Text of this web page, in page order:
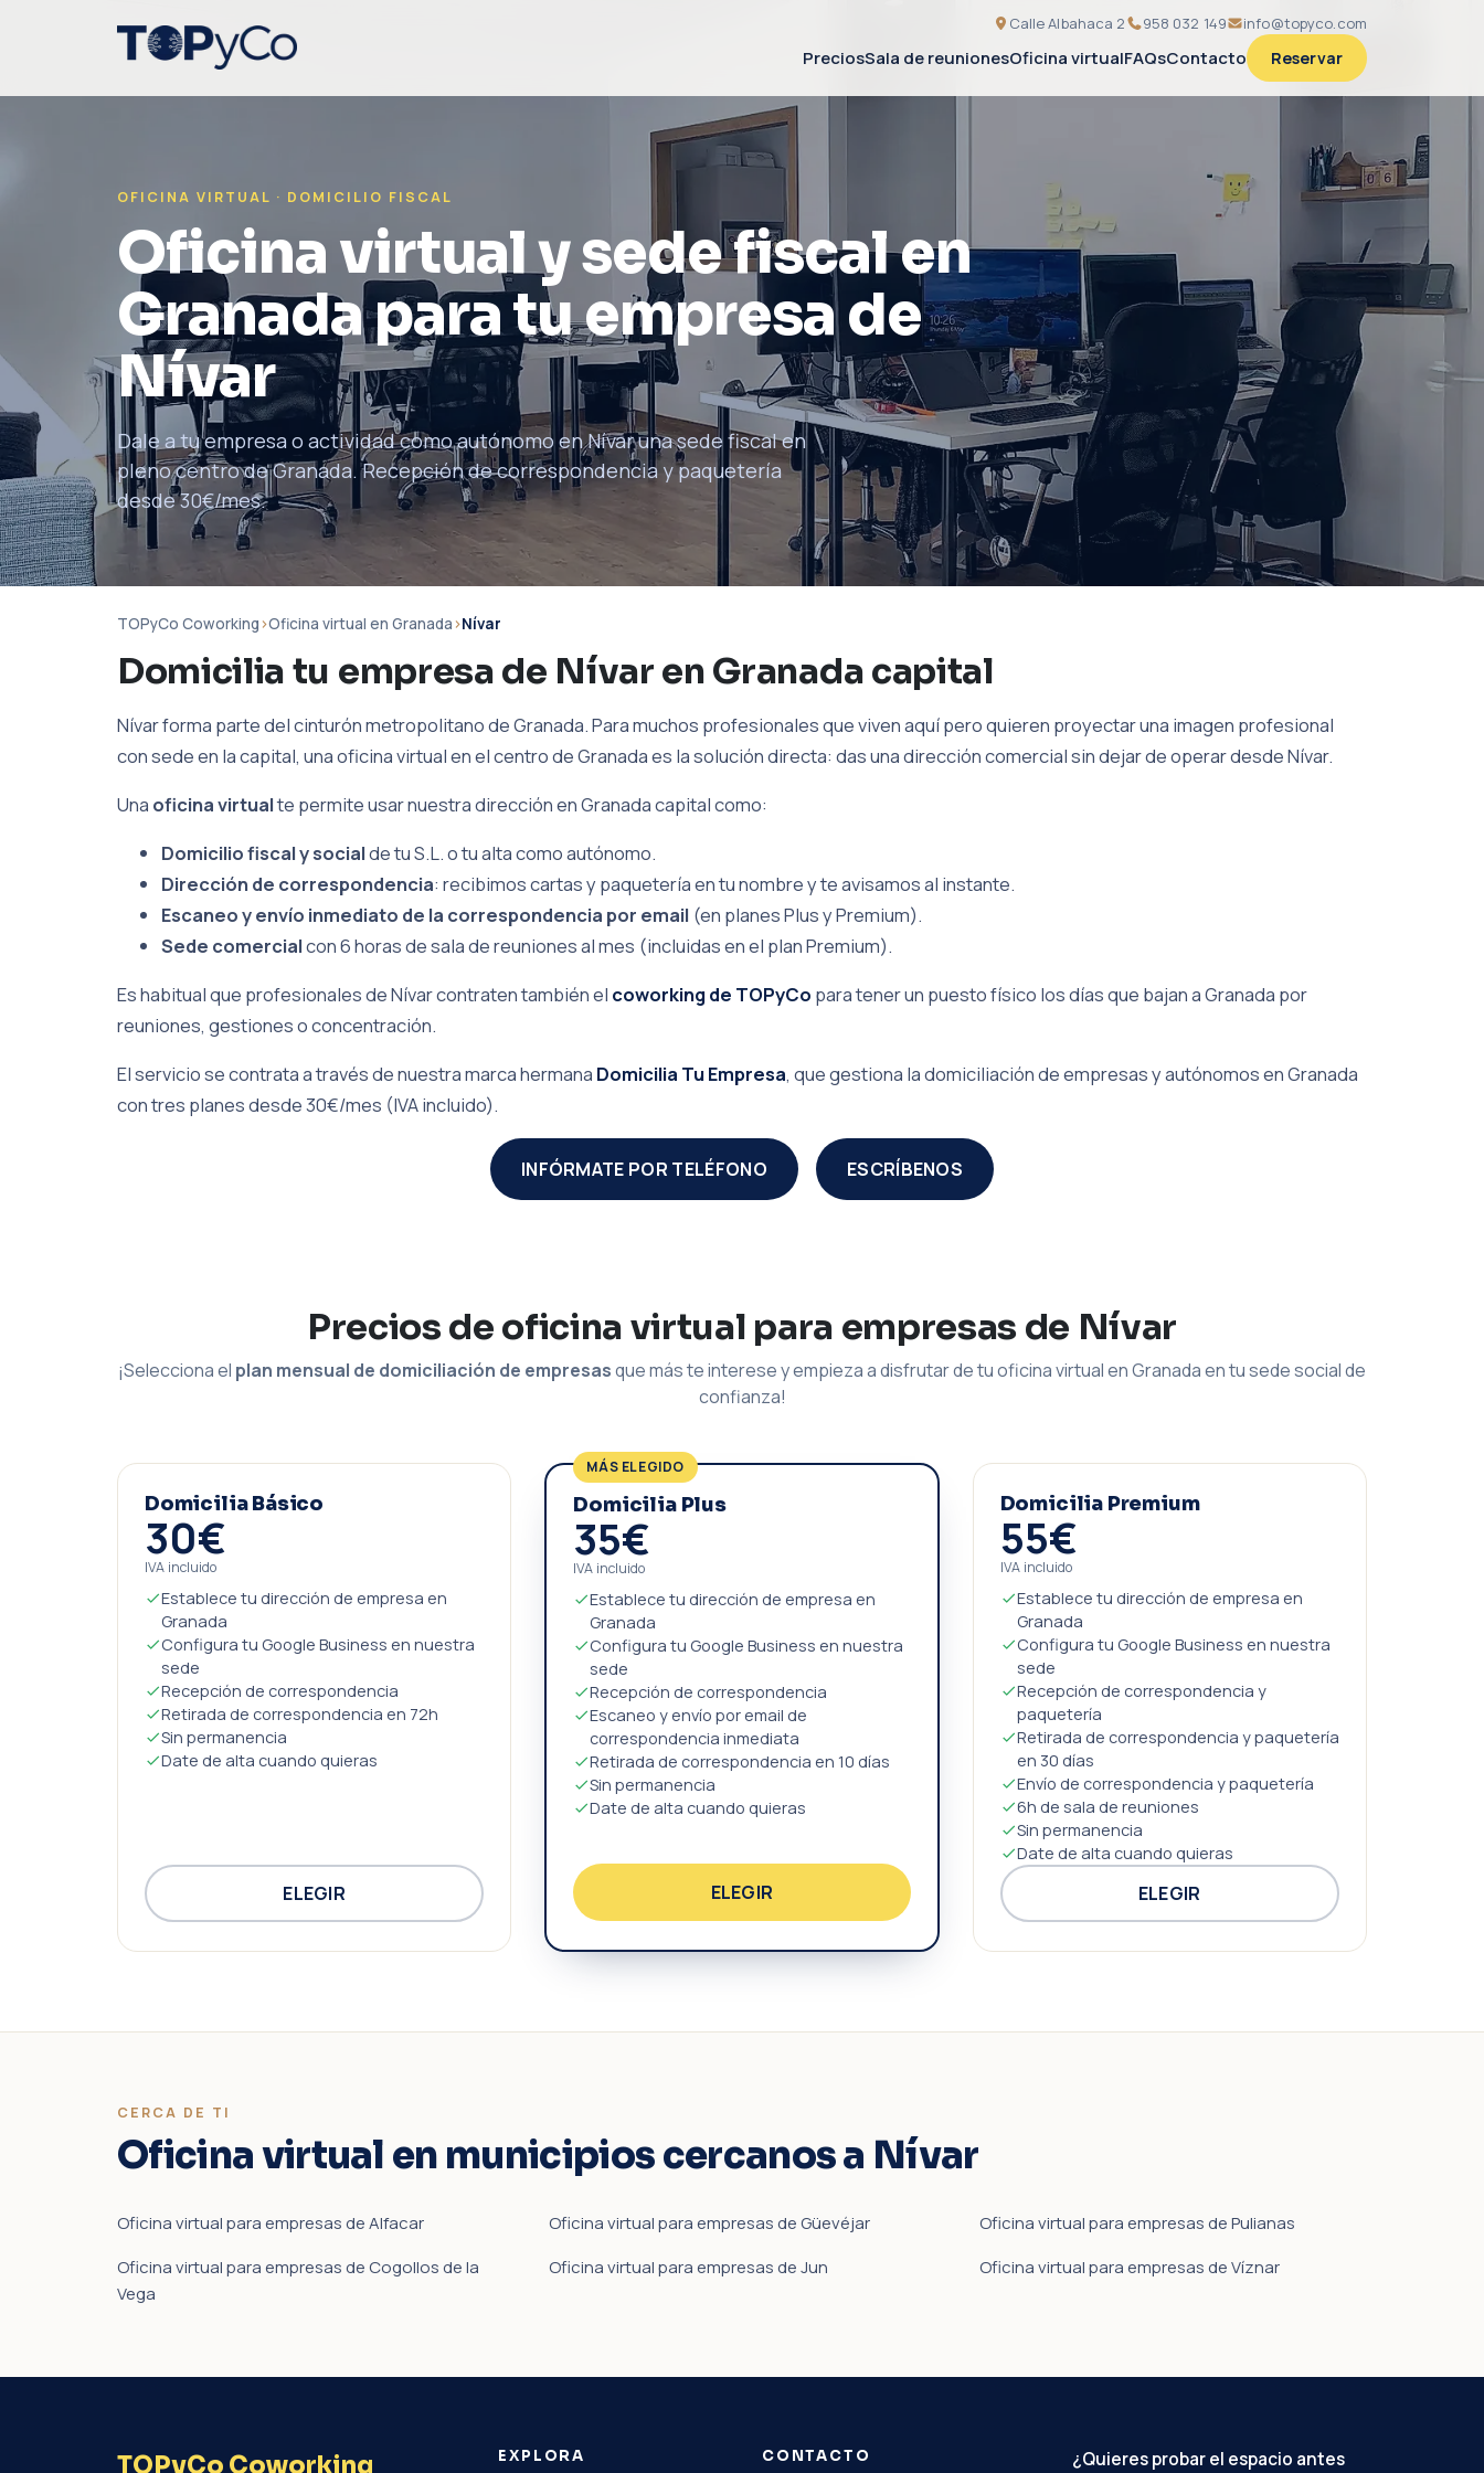
Calle Albahaca 2 958 032 149 info@topyco.com
PreciosSala de reunionesOficina virtualFAQsContacto Reservar
OFICINA VIRTUAL · DOMICILIO FISCAL
Oficina virtual y sede fiscal en
Granada para tu empresa de
Nívar
Dale a tu empresa o actividad como autónomo en Nívar una sede fiscal en
pleno centro de Granada. Recepción de correspondencia y paquetería
desde 30€/mes.
TOPyCo Coworking›Oficina virtual en Granada›Nívar
Domicilia tu empresa de Nívar en Granada capital
Nívar forma parte del cinturón metropolitano de Granada. Para muchos profesionales que viven aquí pero quieren proyectar una imagen profesional
con sede en la capital, una oficina virtual en el centro de Granada es la solución directa: das una dirección comercial sin dejar de operar desde Nívar.
Una oficina virtualte permite usar nuestra dirección en Granada capital como:
Domicilio fiscal y socialde tu S.L. o tu alta como autónomo.
Dirección de correspondencia: recibimos cartas y paquetería en tu nombre y te avisamos al instante.
Escaneo y envío inmediato de la correspondencia por email (en planes Plus y Premium).
Sede comercialcon 6 horas de sala de reuniones al mes (incluidas en el plan Premium).
Es habitual que profesionales de Nívar contraten también el coworking de TOPyCo para tener un puesto físico los días que bajan a Granada por
reuniones, gestiones o concentración.
El servicio se contrata a través de nuestra marca hermana Domicilia Tu Empresa, que gestiona la domiciliación de empresas y autónomos en Granada
con tres planes desde 30€/mes (IVA incluido).
INFÓRMATE POR TELÉFONO ESCRÍBENOS
Precios de oficina virtual para empresas de Nívar
¡Selecciona el plan mensual de domiciliación de empresasque más te interese y empieza a disfrutar de tu oficina virtual en Granada en tu sede social de
confianza!
Domicilia Básico
30€
IVA incluido
Establece tu dirección de empresa en
Granada
Configura tu Google Business en nuestra
sede
Recepción de correspondencia
Retirada de correspondencia en 72h
Sin permanencia
Date de alta cuando quieras
ELEGIR
MÁS ELEGIDO
Domicilia Plus
35€
IVA incluido
Establece tu dirección de empresa en
Granada
Configura tu Google Business en nuestra
sede
Recepción de correspondencia
Escaneo y envío por email de
correspondencia inmediata
Retirada de correspondencia en 10 días
Sin permanencia
Date de alta cuando quieras
ELEGIR
Domicilia Premium
55€
IVA incluido
Establece tu dirección de empresa en
Granada
Configura tu Google Business en nuestra
sede
Recepción de correspondencia y
paquetería
Retirada de correspondencia y paquetería
en 30 días
Envío de correspondencia y paquetería
6h de sala de reuniones
Sin permanencia
Date de alta cuando quieras
ELEGIR
CERCA DE TI
Oficina virtual en municipios cercanos a Nívar
Oficina virtual para empresas de Alfacar
Oficina virtual para empresas de Cogollos de la
Vega
Oficina virtual para empresas de Güevéjar
Oficina virtual para empresas de Jun
Oficina virtual para empresas de Pulianas
Oficina virtual para empresas de Víznar
TOPyCo Coworking EXPLORA CONTACTO
¿Quieres probar el espacio antes